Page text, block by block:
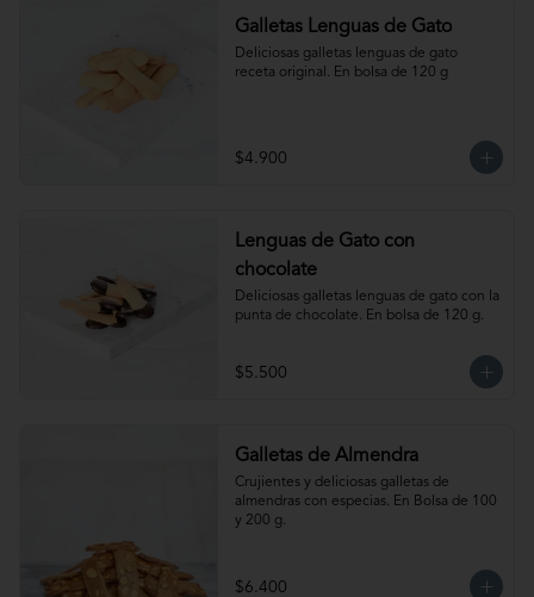
Galletas Lenguas de Gato
Deliciosas galletas lenguas de gato
receta original. En bolsa de 120 g
$4.900
Lenguas de Gato con
chocolate
Deliciosas galletas lenguas de gato con la
punta de chocolate. En bolsa de 120 g.
$5.500
Galletas de Almendra
Crujientes y deliciosas galletas de
almendras con especias. En Bolsa de 100
y 200 g.
$6.400